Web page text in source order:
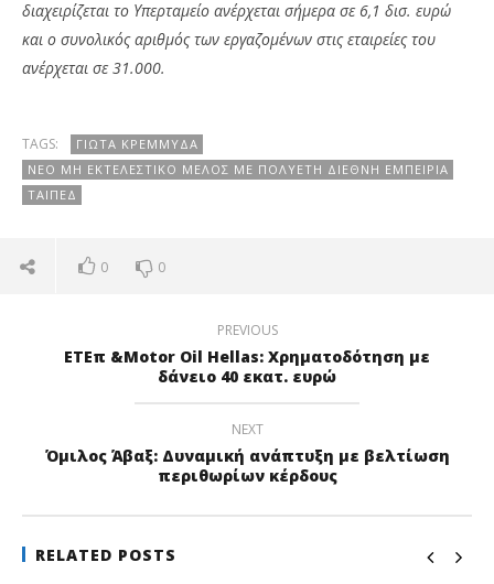
διαχειρίζεται το Υπερταμείο ανέρχεται σήμερα σε 6,1 δισ. ευρώ
και ο συνολικός αριθμός των εργαζομένων στις εταιρείες του
ανέρχεται σε 31.000.
TAGS:
ΓΙΏΤΑ ΚΡΕΜΜΥΔΆ
ΝΈΟ ΜΗ ΕΚΤΕΛΕΣΤΙΚΌ ΜΈΛΟΣ ΜΕ ΠΟΛΥΕΤΉ ΔΙΕΘΝΉ ΕΜΠΕΙΡΊΑ
ΤΑΙΠΕΔ
0 0
PREVIOUS
ΕΤΕπ &Motor Oil Hellas: Χρηματοδότηση με
δάνειο 40 εκατ. ευρώ
NEXT
Όμιλος Άβαξ: Δυναμική ανάπτυξη με βελτίωση
περιθωρίων κέρδους
RELATED POSTS